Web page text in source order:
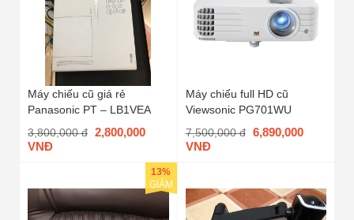
Máy chiếu cũ giá rẻ
Panasonic PT – LB1VEA
3,800,000 đ 2,800,000
VNĐ
Máy chiếu full HD cũ
Viewsonic PG701WU
7,500,000 đ 6,890,000
VNĐ
13%
GIẢM